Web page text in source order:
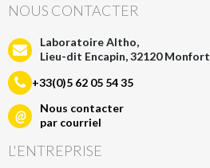
NOUS CONTACTER
Laboratoire Altho,
Lieu-dit Encapin, 32120 Monfort
+33(0)5 62 05 54 35
@
Nous contacter
par courriel
L'ENTREPRISE